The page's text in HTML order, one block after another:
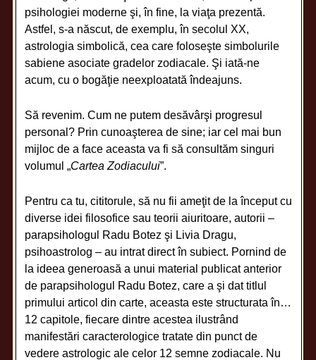
psihologiei moderne şi, în fine, la viaţa prezentă.
Astfel, s-a născut, de exemplu, în secolul XX,
astrologia simbolică, cea care foloseşte simbolurile
sabiene asociate gradelor zodiacale. Şi iată-ne
acum, cu o bogăţie neexploatată îndeajuns.
Să revenim. Cum ne putem desăvârşi progresul
personal? Prin cunoaşterea de sine; iar cel mai bun
mijloc de a face aceasta va fi să consultăm singuri
volumul „Cartea Zodiacului”.
Pentru ca tu, cititorule, să nu fii ameţit de la început cu
diverse idei filosofice sau teorii aiuritoare, autorii –
parapsihologul Radu Botez şi Livia Dragu,
psihoastrolog – au intrat direct în subiect. Pornind de
la ideea generoasă a unui material publicat anterior
de parapsihologul Radu Botez, care a şi dat titlul
primului articol din carte, aceasta este structurata în…
12 capitole, fiecare dintre acestea ilustrând
manifestări caracterologice tratate din punct de
vedere astrologic ale celor 12 semne zodiacale. Nu